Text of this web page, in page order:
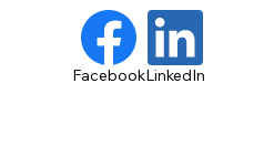
FacebookLinkedIn